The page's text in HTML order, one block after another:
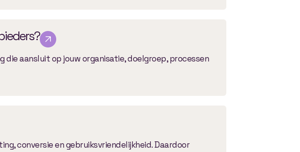
die aansluit op jouw organisatie, doelgroep, processen
conversie en gebruiksvriendelijkheid. Daardoor